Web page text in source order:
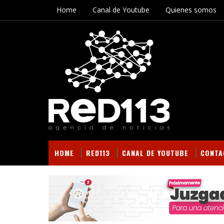
Home Canal de Youtube Quienes somos
HOME RED113 CANAL DE YOUTUBE